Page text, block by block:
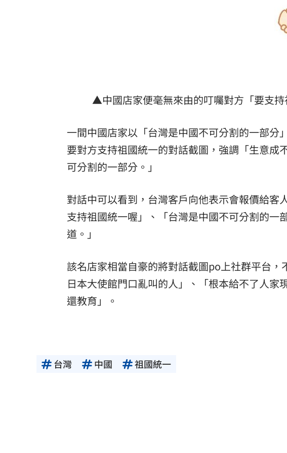
▲中國店家便毫無來由的叮囑對方「要支持
一間中國店家以「台灣是中國不可分割的一部分
要對方支持祖國統一的對話截圖，強調「生意成
可分割的一部分。」
對話中可以看到，台灣客戶向他表示會報價給客
支持祖國統一喔」、「台灣是中國不可分割的一
道。」
該名店家相當自豪的將對話截圖po上社群平台
日本大使館門口亂叫的人」、「根本給不了人
還教育」。
台灣 中國 祖國統一